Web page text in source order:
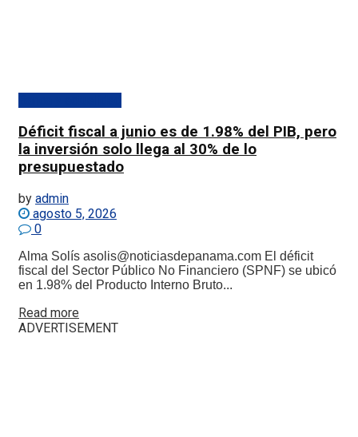
Déficit fiscal a junio es de 1.98% del PIB, pero
la inversión solo llega al 30% de lo
presupuestado
by admin
agosto 5, 2026
0
Alma Solís asolis@noticiasdepanama.com El déficit
fiscal del Sector Público No Financiero (SPNF) se ubicó
en 1.98% del Producto Interno Bruto...
Read more
ADVERTISEMENT